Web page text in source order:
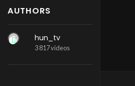
AUTHORS
hun_tv
3 817 videos